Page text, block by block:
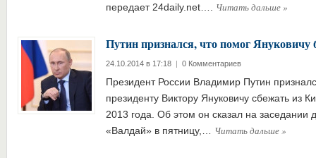
передает 24daily.net…. Читать дальше»
Путин признался, что помог Януковичу
24.10.2014 в 17:18 | 0 Комментариев
Президент России Владимир Путин
президенту Виктору Януковичу сбежать из
2013 года. Об этом он сказал на заседании
«Валдай» в пятницу,… Читать дальше»